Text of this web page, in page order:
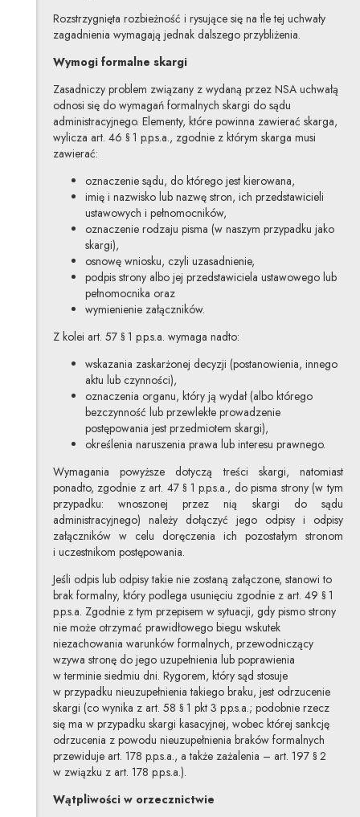
Rozstrzygnięta rozbieżność i rysujące się na tle tej uchwały
zagadnienia wymagają jednak dalszego przybliżenia.
Wymogi formalne skargi
Zasadniczy problem związany z wydaną przez NSA uchwałą
odnosi się do wymagań formalnych skargi do sądu
administracyjnego. Elementy, które powinna zawierać skarga,
wylicza art. 46 § 1 p.p.s.a., zgodnie z którym skarga musi
zawierać:
oznaczenie sądu, do którego jest kierowana,
imię i nazwisko lub nazwę stron, ich przedstawicieli
ustawowych i pełnomocników,
oznaczenie rodzaju pisma (w naszym przypadku jako
skargi),
osnowę wniosku, czyli uzasadnienie,
podpis strony albo jej przedstawiciela ustawowego lub
pełnomocnika oraz
wymienienie załączników.
Z kolei art. 57 § 1 p.p.s.a. wymaga nadto:
wskazania zaskarżonej decyzji (postanowienia, innego
aktu lub czynności),
oznaczenia organu, który ją wydał (albo którego
bezczynność lub przewlekłe prowadzenie
postępowania jest przedmiotem skargi),
określenia naruszenia prawa lub interesu prawnego.
Wymagania powyższe dotyczą treści skargi, natomiast
ponadto, zgodnie z art. 47 § 1 p.p.s.a., do pisma strony (w tym
przypadku: wnoszonej przez nią skargi do sądu
administracyjnego) należy dołączyć jego odpisy i odpisy
załączników w celu doręczenia ich pozostałym stronom
i uczestnikom postępowania.
Jeśli odpis lub odpisy takie nie zostaną załączone, stanowi to
brak formalny, który podlega usunięciu zgodnie z art. 49 § 1
p.p.s.a. Zgodnie z tym przepisem w sytuacji, gdy pismo strony
nie może otrzymać prawidłowego biegu wskutek
niezachowania warunków formalnych, przewodniczący
wzywa stronę do jego uzupełnienia lub poprawienia
w terminie siedmiu dni. Rygorem, który sąd stosuje
w przypadku nieuzupełnienia takiego braku, jest odrzucenie
skargi (co wynika z art. 58 § 1 pkt 3 p.p.s.a.; podobnie rzecz
się ma w przypadku skargi kasacyjnej, wobec której sankcję
odrzucenia z powodu nieuzupełnienia braków formalnych
przewiduje art. 178 p.p.s.a., a także zażalenia – art. 197 § 2
w związku z art. 178 p.p.s.a.).
Wątpliwości w orzecznictwie